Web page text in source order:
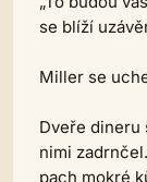
se blíží
Miller se
Dveře dineru
nimi
pach mokré